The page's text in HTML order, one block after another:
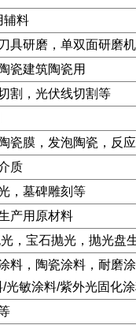
辅料
具研磨，单双面研磨
瓷建筑陶瓷用
割，光伏线切割等
瓷膜，发泡陶瓷，反
质
，墓碑雕刻等
产用原材料
，宝石抛光，抛光盘
料，陶瓷涂料，耐磨
光敏涂料/紫外光固化